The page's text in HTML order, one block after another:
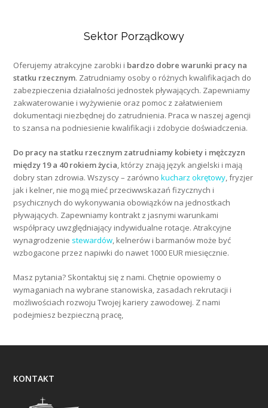
Sektor Porządkowy
Oferujemy atrakcyjne zarobki i bardzo dobre warunki pracy na
statku rzecznym. Zatrudniamy osoby o różnych kwalifikacjach do
zabezpieczenia działalności jednostek pływających. Zapewniamy
zakwaterowanie i wyżywienie oraz pomoc z załatwieniem
dokumentacji niezbędnej do zatrudnienia. Praca w naszej agencji
to szansa na podniesienie kwalifikacji i zdobycie doświadczenia.
Do pracy na statku rzecznym zatrudniamy kobiety i mężczyzn
między 19 a 40 rokiem życia, którzy znają język angielski i mają
dobry stan zdrowia. Wszyscy – zarównokucharz okrętowy, fryzjer
jak i kelner, nie mogą mieć przeciwwskazań fizycznych i
psychicznych do wykonywania obowiązków na jednostkach
pływających. Zapewniamy kontrakt z jasnymi warunkami
współpracy uwzględniający indywidualne rotacje. Atrakcyjne
wynagrodzenie stewardów, kelnerów i barmanów może być
wzbogacone przez napiwki do nawet 1000 EUR miesięcznie.
Masz pytania? Skontaktuj się z nami. Chętnie opowiemy o
wymaganiach na wybrane stanowiska, zasadach rekrutacji i
możliwościach rozwoju Twojej kariery zawodowej. Z nami
podejmiesz bezpieczną pracę,
KONTAKT